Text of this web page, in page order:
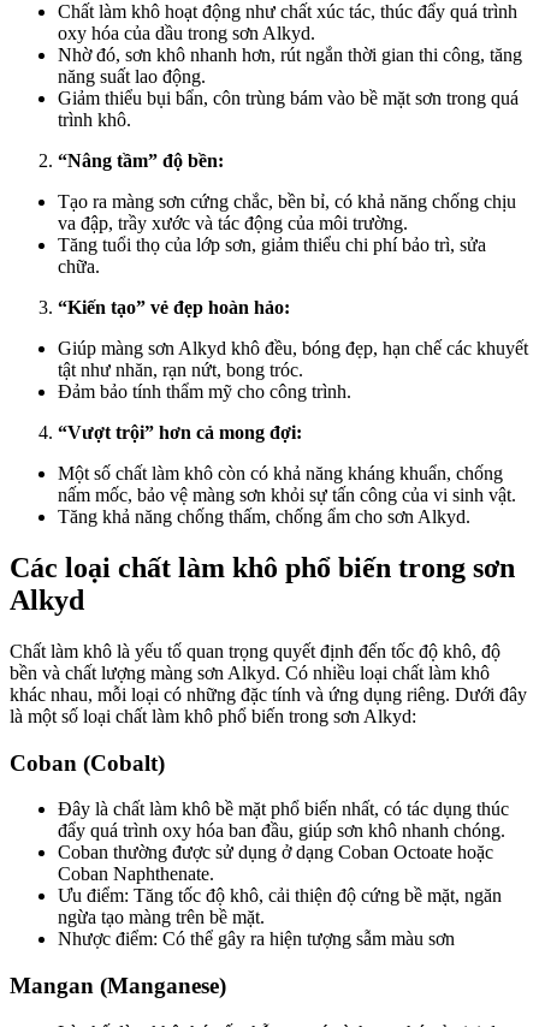
Chất làm khô hoạt động như chất xúc tác, thúc đẩy quá trình
oxy hóa của dầu trong sơn Alkyd.
Nhờ đó, sơn khô nhanh hơn, rút ngắn thời gian thi công, tăng
năng suất lao động.
Giảm thiểu bụi bẩn, côn trùng bám vào bề mặt sơn trong quá
trình khô.
“Nâng tầm” độ bền:
Tạo ra màng sơn cứng chắc, bền bỉ, có khả năng chống chịu
va đập, trầy xước và tác động của môi trường.
Tăng tuổi thọ của lớp sơn, giảm thiểu chi phí bảo trì, sửa
chữa.
“Kiến tạo” vẻ đẹp hoàn hảo:
Giúp màng sơn Alkyd khô đều, bóng đẹp, hạn chế các khuyết
tật như nhăn, rạn nứt, bong tróc.
Đảm bảo tính thẩm mỹ cho công trình.
“Vượt trội” hơn cả mong đợi:
Một số chất làm khô còn có khả năng kháng khuẩn, chống
nấm mốc, bảo vệ màng sơn khỏi sự tấn công của vi sinh vật.
Tăng khả năng chống thấm, chống ẩm cho sơn Alkyd.
Các loại chất làm khô phổ biến trong sơn
Alkyd
Chất làm khô là yếu tố quan trọng quyết định đến tốc độ khô, độ
bền và chất lượng màng sơn Alkyd. Có nhiều loại chất làm khô
khác nhau, mỗi loại có những đặc tính và ứng dụng riêng. Dưới đây
là một số loại chất làm khô phổ biến trong sơn Alkyd:
Coban (Cobalt)
Đây là chất làm khô bề mặt phổ biến nhất, có tác dụng thúc
đẩy quá trình oxy hóa ban đầu, giúp sơn khô nhanh chóng.
Coban thường được sử dụng ở dạng Coban Octoate hoặc
Coban Naphthenate.
Ưu điểm: Tăng tốc độ khô, cải thiện độ cứng bề mặt, ngăn
ngừa tạo màng trên bề mặt.
Nhược điểm: Có thể gây ra hiện tượng sẫm màu sơn
Mangan (Manganese)